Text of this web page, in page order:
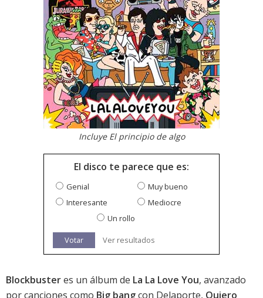
Incluye El principio de algo
El disco te parece que es:
Genial
Muy bueno
Interesante
Mediocre
Un rollo
Votar Ver resultados
Blockbusteres un álbum de La La Love You, avanzado
por canciones como Big bangcon Delaporte, Quiero